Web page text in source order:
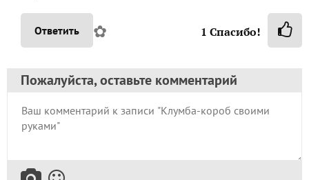
Ответить ✿ 1 Спасибо!
Пожалуйста, оставьте комментарий